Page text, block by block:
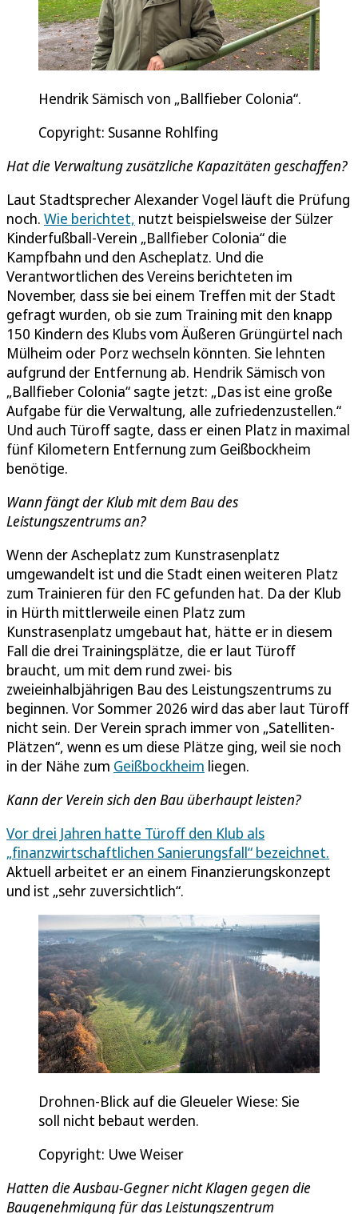
Hendrik Sämisch von „Ballfieber Colonia“.
Copyright: Susanne Rohlfing
Hat die Verwaltung zusätzliche Kapazitäten geschaffen?
Laut Stadtsprecher Alexander Vogel läuft die Prüfung
noch. Wie berichtet, nutzt beispielsweise der Sülzer
Kinderfußball-Verein „Ballfieber Colonia“ die
Kampfbahn und den Ascheplatz. Und die
Verantwortlichen des Vereins berichteten im
November, dass sie bei einem Treffen mit der Stadt
gefragt wurden, ob sie zum Training mit den knapp
150 Kindern des Klubs vom Äußeren Grüngürtel nach
Mülheim oder Porz wechseln könnten. Sie lehnten
aufgrund der Entfernung ab. Hendrik Sämisch von
„Ballfieber Colonia“ sagte jetzt: „Das ist eine große
Aufgabe für die Verwaltung, alle zufriedenzustellen.“
Und auch Türoff sagte, dass er einen Platz in maximal
fünf Kilometern Entfernung zum Geißbockheim
benötige.
Wann fängt der Klub mit dem Bau des
Leistungszentrums an?
Wenn der Ascheplatz zum Kunstrasenplatz
umgewandelt ist und die Stadt einen weiteren Platz
zum Trainieren für den FC gefunden hat. Da der Klub
in Hürth mittlerweile einen Platz zum
Kunstrasenplatz umgebaut hat, hätte er in diesem
Fall die drei Trainingsplätze, die er laut Türoff
braucht, um mit dem rund zwei- bis
zweieinhalbjährigen Bau des Leistungszentrums zu
beginnen. Vor Sommer 2026 wird das aber laut Türoff
nicht sein. Der Verein sprach immer von „Satelliten-
Plätzen“, wenn es um diese Plätze ging, weil sie noch
in der Nähe zum Geißbockheim liegen.
Kann der Verein sich den Bau überhaupt leisten?
Vor drei Jahren hatte Türoff den Klub als
„finanzwirtschaftlichen Sanierungsfall“ bezeichnet.
Aktuell arbeitet er an einem Finanzierungskonzept
und ist „sehr zuversichtlich“.
Drohnen-Blick auf die Gleueler Wiese: Sie
soll nicht bebaut werden.
Copyright: Uwe Weiser
Hatten die Ausbau-Gegner nicht Klagen gegen die
Baugenehmigung für das Leistungszentrum